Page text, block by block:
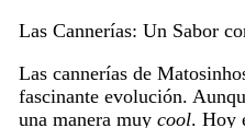
Las Cannerías: Un Sabor
Las cannerías de
fascinante evolución.
una manera muy cool. Hoy